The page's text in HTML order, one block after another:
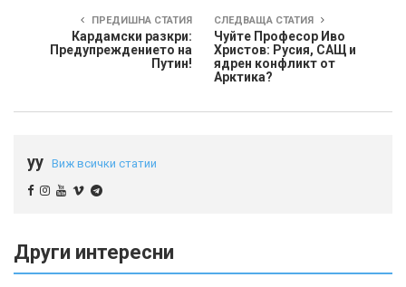
ПРЕДИШНА СТАТИЯ
Кардамски разкри:
Предупреждението на
Путин!
СЛЕДВАЩА СТАТИЯ
Чуйте Професор Иво
Христов: Русия, САЩ и
ядрен конфликт от
Арктика?
yy Виж всички статии
Други интересни